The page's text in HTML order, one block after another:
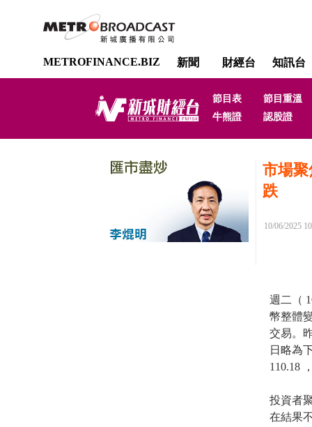
METROFINANCE.BIZ 新聞 財經台 知訊台
節目表
節目重溫
牛熊證
認股證
市場
跌
10/06/2025
週二（
幣整體
交易。
日略為
110.18
投資者
在結果